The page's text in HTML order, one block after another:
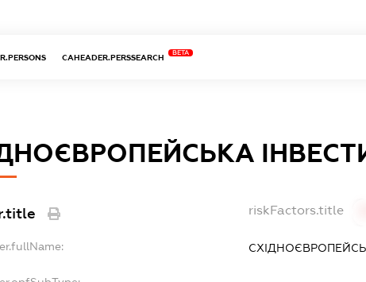
CAHEADER.PERSSEARCH
BETA
riskFactors.title